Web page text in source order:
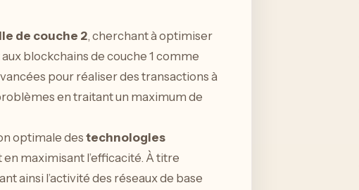
de couche 2, cherchant à optimiser
blockchains de couche 1 comme
pour réaliser des transactions à
en traitant un maximum de
optimale des technologies
maximisant l’efficacité. À titre
ainsi l’activité des réseaux de base